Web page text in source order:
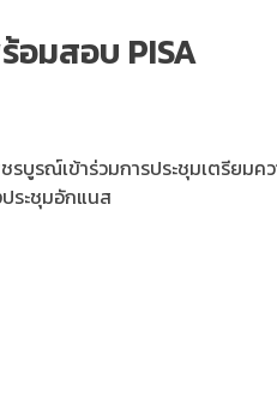
อมสอบ PISA
รบูรณ์เข้าร่วมการประชุมเตรียม
ระชุมอักแนส